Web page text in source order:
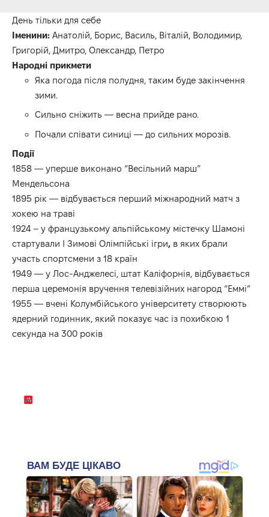
День тільки для себе
Іменини: Анатолій, Борис, Василь, Віталій, Володимир,
Григорій, Дмитро, Олександр, Петро
Народні прикмети
Яка погода після полудня, таким буде закінчення
зими.
Сильно сніжить — весна прийде рано.
Почали співати синиці — до сильних морозів.
Події
1858 — уперше виконано “Весільний марш”
Мендельсона
1895 рік — відбувається перший міжнародний матч з
хокею на траві
1924 – у французькому альпійському містечку Шамоні
стартували І Зимові Олімпійські ігри, в яких брали
участь спортсмени з 18 країн
1949 — у Лос-Анджелесі, штат Каліфорнія, відбувається
перша церемонія вручення телевізійних нагород “Еммі”
1955 — вчені Колумбійського університету створюють
ядерний годинник, який показує час із похибкою 1
секунда на 300 років